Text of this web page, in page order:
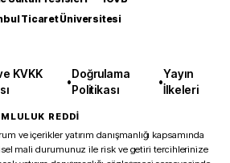
Ticaret Üniversitesi
KVKK
•
Doğrulama
Politikası
•
Yayın
İlkeleri
REDDİ
ve içerikler yatırım danışmanlığı kapsamında
mali durumunuz ile risk ve getiri tercihlerinize